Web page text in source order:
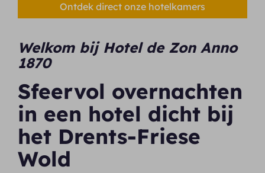
Ontdek direct onze hotelkamers
Welkom bij Hotel de Zon Anno
1870
Sfeervol overnachten
in een hotel dicht bij
het Drents-Friese
Wold